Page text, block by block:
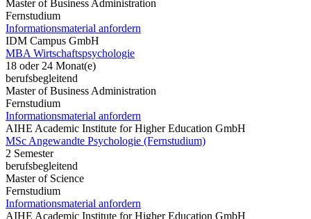
Master of Business Administration
Fernstudium
Informationsmaterial anfordern
IDM Campus GmbH
MBA Wirtschaftspsychologie
18 oder 24 Monat(e)
berufsbegleitend
Master of Business Administration
Fernstudium
Informationsmaterial anfordern
AIHE Academic Institute for Higher Education GmbH
MSc Angewandte Psychologie (Fernstudium)
2 Semester
berufsbegleitend
Master of Science
Fernstudium
Informationsmaterial anfordern
AIHE Academic Institute for Higher Education GmbH